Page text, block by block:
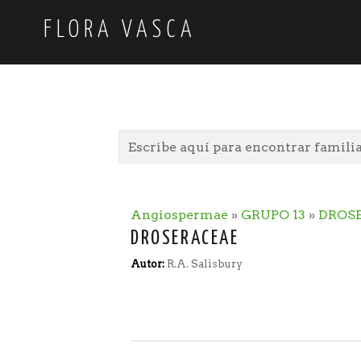
FLORA VASCA
Angiospermae » GRUPO 13 »
DROSERACEAE
Autor: R.A. Salisbury